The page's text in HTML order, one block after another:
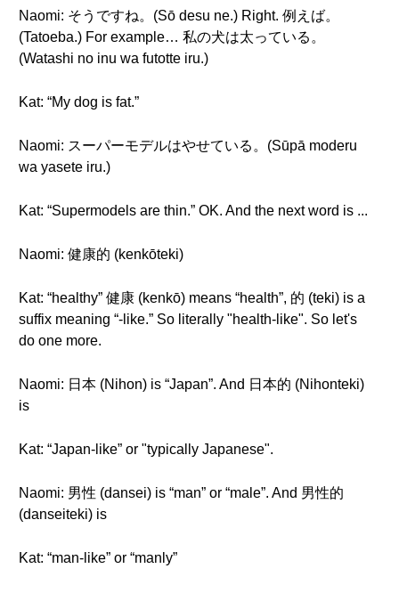
Naomi: そうですね。(Sō desu ne.) Right. 例えば。
(Tatoeba.) For example… 私の犬は太っている。
(Watashi no inu wa futotte iru.)
Kat: “My dog is fat.”
Naomi: スーパーモデルはやせている。(Sūpā moderu
wa yasete iru.)
Kat: “Supermodels are thin.” OK. And the next word is ...
Naomi: 健康的 (kenkōteki)
Kat: “healthy” 健康 (kenkō) means “health”, 的 (teki) is a
suffix meaning “-like.” So literally "health-like". So let's
do one more.
Naomi: 日本 (Nihon) is “Japan”. And 日本的 (Nihonteki)
is
Kat: “Japan-like” or "typically Japanese".
Naomi: 男性 (dansei) is “man” or “male”. And 男性的
(danseiteki) is
Kat: “man-like” or “manly”